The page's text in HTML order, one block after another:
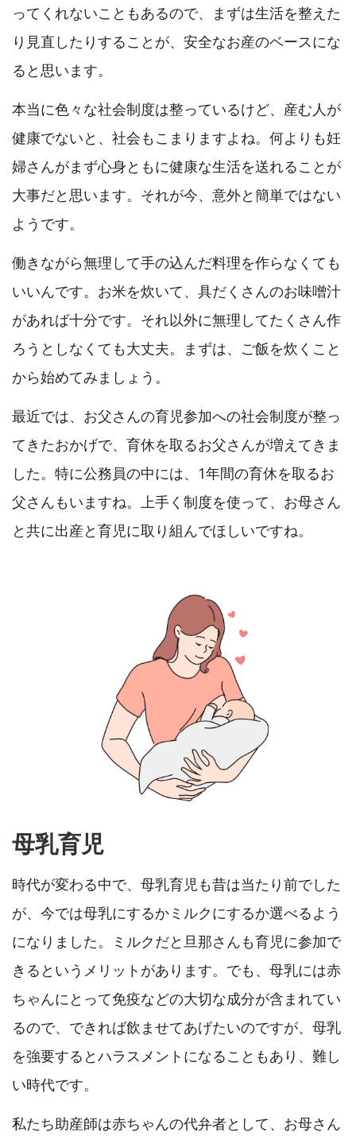
ってくれないこともあるので、まずは生活を整えた
り見直したりすることが、安全なお産のベースにな
ると思います。
本当に色々な社会制度は整っているけど、産む人が
健康でないと、社会もこまりますよね。何よりも妊
婦さんがまず心身ともに健康な生活を送れることが
大事だと思います。それが今、意外と簡単ではない
ようです。
働きながら無理して手の込んだ料理を作らなくても
いいんです。お米を炊いて、具だくさんのお味噌汁
があれば十分です。それ以外に無理してたくさん作
ろうとしなくても大丈夫。まずは、ご飯を炊くこと
から始めてみましょう。
最近では、お父さんの育児参加への社会制度が整っ
てきたおかげで、育休を取るお父さんが増えてきま
した。特に公務員の中には、1年間の育休を取るお
父さんもいますね。上手く制度を使って、お母さん
と共に出産と育児に取り組んでほしいですね。
母乳育児
時代が変わる中で、母乳育児も昔は当たり前でした
が、今では母乳にするかミルクにするか選べるよう
になりました。ミルクだと旦那さんも育児に参加で
きるというメリットがあります。でも、母乳には赤
ちゃんにとって免疫などの大切な成分が含まれてい
るので、できれば飲ませてあげたいのですが、母乳
を強要するとハラスメントになることもあり、難し
い時代です。
私たち助産師は赤ちゃんの代弁者として、お母さん